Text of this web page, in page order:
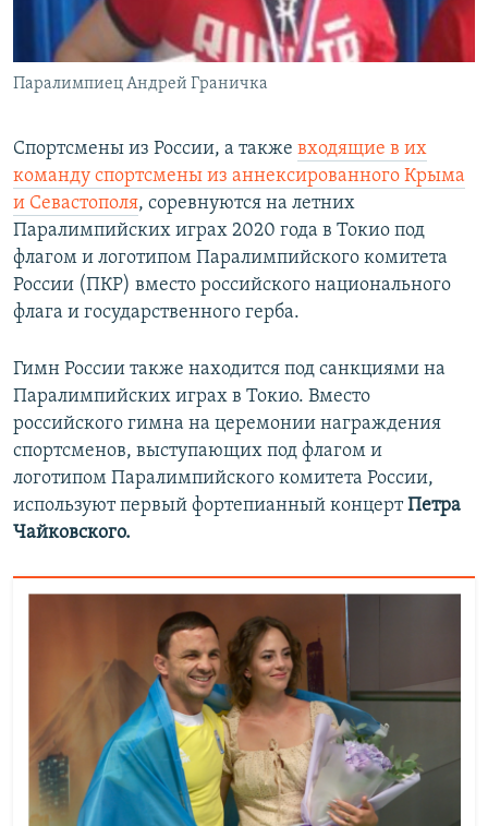
Паралимпиец Андрей Граничка
Спортсмены из России, а также входящие в их
команду спортсмены из аннексированного Крыма
и Севастополя, соревнуются на летних
Паралимпийских играх 2020 года в Токио под
флагом и логотипом Паралимпийского комитета
России (ПКР) вместо российского национального
флага и государственного герба.
Гимн России также находится под санкциями на
Паралимпийских играх в Токио. Вместо
российского гимна на церемонии награждения
спортсменов, выступающих под флагом и
логотипом Паралимпийского комитета России,
используют первый фортепианный концертПетра
Чайковского.